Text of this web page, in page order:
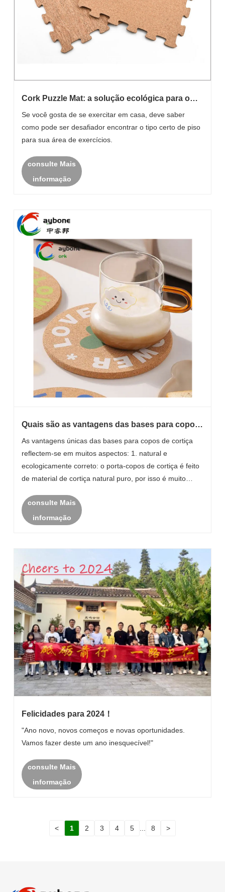
Cork Puzzle Mat: a solução ecológica para o
Se você gosta de se exercitar em casa, deve saber
como pode ser desafiador encontrar o tipo certo de piso
para sua área de exercícios.
consulte Mais
informação
Quais são as vantagens das bases para copos
As vantagens únicas das bases para copos de cortiça
reflectem-se em muitos aspectos: 1. natural e
ecologicamente correto: o porta-copos de cortiça é feito
de material de cortiça natural puro, por isso é muito
consulte Mais
informação
Felicidades para 2024！
"Ano novo, novos começos e novas oportunidades.
Vamos fazer deste um ano inesquecível!"
consulte Mais
informação
< 1 2 3 4 5 ... 8 >